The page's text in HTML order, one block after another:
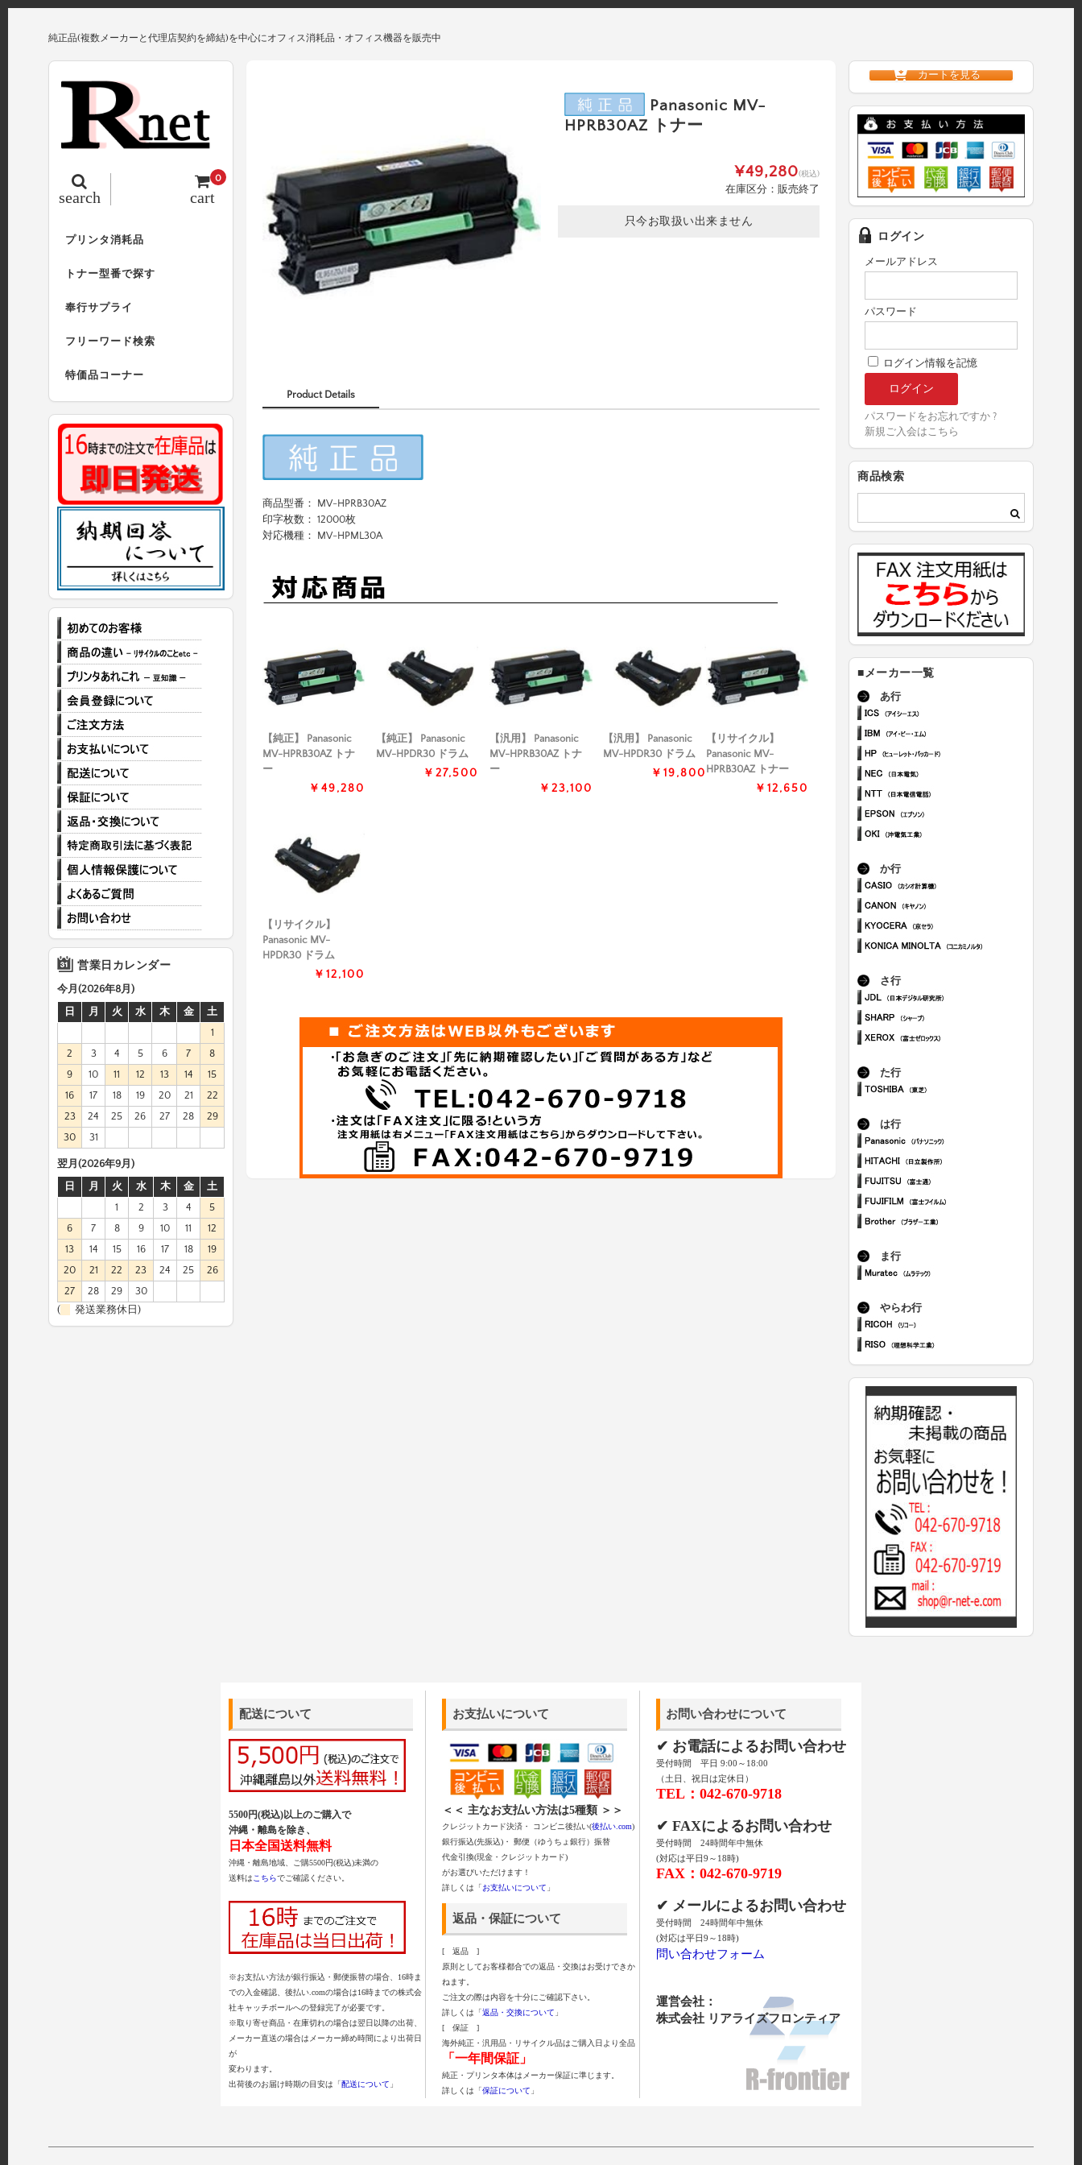
純正品(複数メーカーと代理店契約を締結)を中心にオフィス消耗品・オフィス機器を販売中
cart
0
search
プリンタ消耗品
トナー型番で探す
奉行サプライ
フリーワード検索
特価品コーナー
Panasonic MV-
HPRB30AZ トナー
¥49,280(税込)
在庫区分：販売終了
只今お取扱い出来ません
Product Details
商品型番： MV-HPRB30AZ
印字枚数： 12000枚
対応機種： MV-HPML30A
【純正】 Panasonic
MV-HPRB30AZ トナ
ー
￥49,280
【純正】 Panasonic
MV-HPDR30 ドラム
￥27,500
【汎用】 Panasonic
MV-HPRB30AZ トナ
ー
￥23,100
【汎用】 Panasonic
MV-HPDR30 ドラム
￥19,800
【リサイクル】
Panasonic MV-
HPRB30AZ トナー
￥12,650
【リサイクル】
Panasonic MV-
HPDR30 ドラム
￥12,100
カートを見る
ログイン
メールアドレス
パスワード
ログイン情報を記憶
パスワードをお忘れですか ?
新規ご入会はこちら
商品検索
■メーカー一覧
あ行
か行
さ行
た行
は行
ま行
やらわ行
営業日カレンダー
今月(2026年8月)
日
月 火 水 木 金
土
1
2
3 4 5 6 7
8
9
10 11 12 13 14
15
16
17 18 19 20 21
22
23
24 25 26 27 28
29
30
31
翌月(2026年9月)
日
月 火 水 木 金
土
1
2 3 4
5
6
7 8 9 10 11
12
13
14 15 16 17 18
19
20
21 22 23 24 25
26
27
28 29
30
(
発送業務休日)
配送について
5500円(税込)以上のご購入で
沖縄・離島を除き、
日本全国送料無料
沖縄・離島地域、ご購5500円(税込)未満の
送料は こちらでご確認ください。
※お支払い方法が銀行振込・郵便振替の場合、16時ま
での入金確認、後払い.comの場合は16時までの株式会
社キャッチボールへの登録完了が必要です。
※取り寄せ商品・在庫切れの場合は翌日以降の出荷、
メーカー直送の場合はメーカー締め時間により出荷日
が
変わります。
出荷後のお届け時期の目安は「配送について 」
お支払いについて
＜＜ 主なお支払い方法は5種類 ＞＞
クレジットカード決済・ コンビニ後払い(後払い.com)
銀行振込(先振込)・ 郵便（ゆうちょ銀行）振替
代金引換(現金・クレジットカード)
がお選びいただけます！
詳しくは「お支払いについて 」
返品・保証について
[ 返品 ]
原則としてお客様都合での返品・交換はお受けできか
ねます。
ご注文の際は内容を十分にご確認下さい。
詳しくは「返品・交換について 」
[ 保証 ]
海外純正・汎用品・リサイクル品はご購入日より全品
「一年間保証」
純正・プリンタ本体はメーカー保証に準じます。
詳しくは「保証について 」
お問い合わせについて
✔ お電話によるお問い合わせ
受付時間 平日 9:00～18:00
（土日、祝日は定休日）
TEL：042-670-9718
✔ FAXによるお問い合わせ
受付時間 24時間年中無休
(対応は平日9～18時)
FAX：042-670-9719
✔ メールによるお問い合わせ
受付時間 24時間年中無休
(対応は平日9～18時)
問い合わせフォーム
運営会社：
株式会社 リアライズフロンティア